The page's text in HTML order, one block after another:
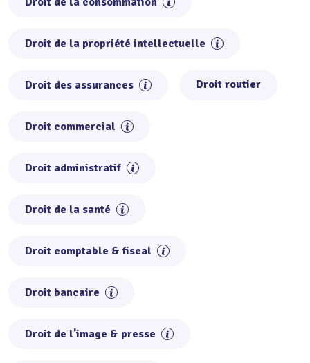
Droit de la propriété intellectuelle
Droit des assurances Droit routier
Droit commercial
Droit administratif
Droit de la santé
Droit comptable & fiscal
Droit bancaire
Droit de l'image & presse